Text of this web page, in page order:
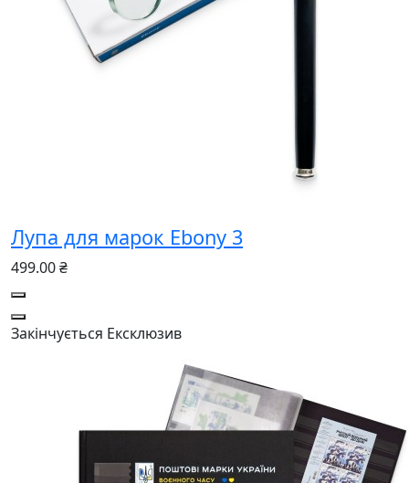
Лупа для марок Ebony 3
499.00 ₴
Закінчується Ексклюзив